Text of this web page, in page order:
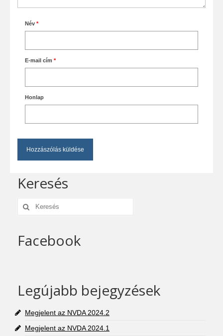
Név *
E-mail cím *
Honlap
Keresés
Keresés:
Facebook
Legújabb bejegyzések
Megjelent az NVDA 2024.2
Megjelent az NVDA 2024.1